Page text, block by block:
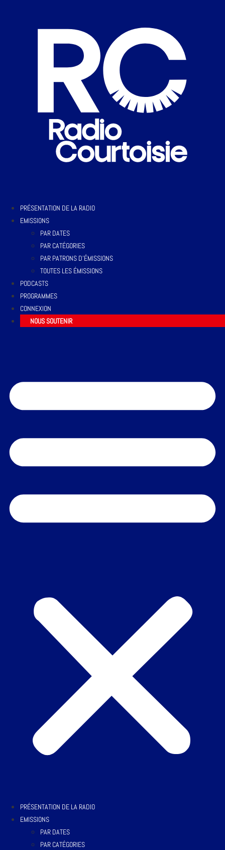
PRÉSENTATION DE LA RADIO
EMISSIONS
PAR DATES
PAR CATÉGORIES
PAR PATRONS D’ÉMISSIONS
TOUTES LES ÉMISSIONS
PODCASTS
PROGRAMMES
CONNEXION
NOUS SOUTENIR
PRÉSENTATION DE LA RADIO
EMISSIONS
PAR DATES
PAR CATÉGORIES